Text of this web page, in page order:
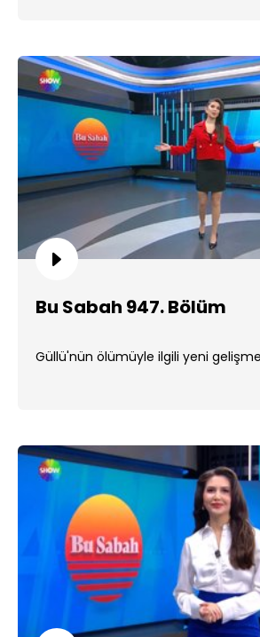
Bu Sabah 947. Bölüm
Güllü'nün ölümüyle ilgili yeni